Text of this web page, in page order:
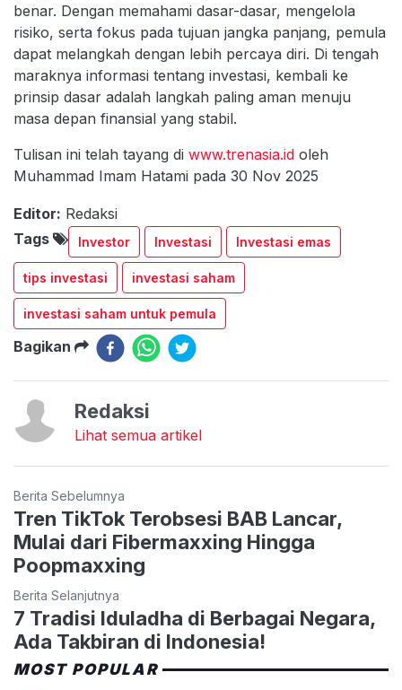
benar. Dengan memahami dasar-dasar, mengelola
risiko, serta fokus pada tujuan jangka panjang, pemula
dapat melangkah dengan lebih percaya diri. Di tengah
maraknya informasi tentang investasi, kembali ke
prinsip dasar adalah langkah paling aman menuju
masa depan finansial yang stabil.
Tulisan ini telah tayang di www.trenasia.id oleh
Muhammad Imam Hatami pada 30 Nov 2025
Editor: Redaksi
Tags
Investor Investasi Investasi emas
tips investasi investasi saham
investasi saham untuk pemula
Bagikan
Redaksi
Lihat semua artikel
Berita Sebelumnya
Tren TikTok Terobsesi BAB Lancar,
Mulai dari Fibermaxxing Hingga
Poopmaxxing
Berita Selanjutnya
7 Tradisi Iduladha di Berbagai Negara,
Ada Takbiran di Indonesia!
MOST POPULAR